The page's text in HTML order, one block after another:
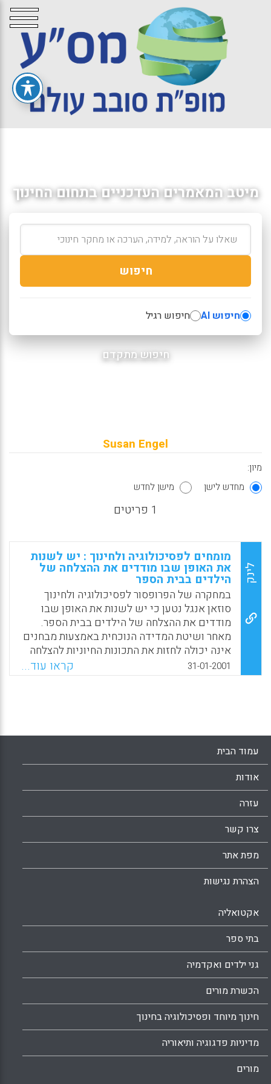
מיטב המאמרים העדכניים בתחום החינוך
חיפוש
חיפוש AI חיפוש רגיל
חיפוש מתקדם
Susan Engel
מיון:
מחדש לישן
מישן לחדש
1 פריטים
לינק
מומחים לפסיכולוגיה ולחינוך : יש לשנות
את האופן שבו מודדים את ההצלחה של
הילדים בבית הספר
במחקרה של הפרופסור לפסיכולוגיה ולחינוך
סוזאן אנגל נטען כי יש לשנות את האופן שבו
מודדים את ההצלחה של הילדים בבית הספר.
מאחר ושיטת המדידה הנוכחית באמצעות מבחנים
אינה יכולה לחזות את התכונות החיוניות להצלחה
ואינה מעודדת הוראה טובה. "למעשה, חלק
מהמחקרים מראים שהשימוש הנוכחי שלנו
ביותר של המבחנים המתוקננים הוא שהם
יעילים-קל להעביר את המבחן ולתת לו ציון. אפשר
לארגן מפעל אן עסק ביעילות, אבל בתי ספר אינם
לילדינו לגדול להיות אנשים שמחים ובעלי ידע.
ויותר שימושיות. מדוע לא למדוד את הדברים
שחשובים באמת? ( Susan Engel).
31-01-2001 קראו עוד...
עמוד הבית
אודות
עזרה
צרו קשר
מפת אתר
הצהרת נגישות
אקטואליה
בתי ספר
גני ילדים ואקדמיה
הכשרת מורים
חינוך מיוחד ופסיכולוגיה בחינוך
מדיניות פדגוגיה ותיאוריה
מורים